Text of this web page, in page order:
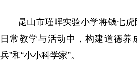
昆山市瑾晖实验小学将钱七
日常教学与活动中，构建道德
兵”和“小小科学家”。